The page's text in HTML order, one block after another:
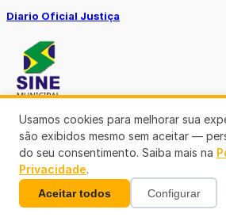
Diario Oficial Justiça
SINE Municipal
Usamos cookies para melhorar sua
são exibidos mesmo sem aceitar —
do seu consentimento. Saiba mais na
Privacidade.
Aceitar todos Configurar